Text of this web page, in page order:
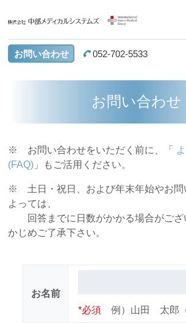
お問い合わせ 052-702-5533
お問い合わせ
※ お問い合わせをいただく前に、「
(FAQ) 」もご活用ください。
※ 土日・祝日、および年末年始やお問
よっては、
回答までに日数がかかる場合がござ
かじめご了承下さい。
お名前
*必須 例）山田 太郎（